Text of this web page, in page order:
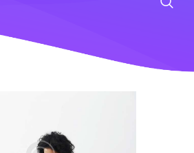
About
Contacts